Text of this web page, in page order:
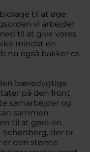
til at øge
vi arbejder
til at give vores
mindst en
nu også bakker os
den bæredygtige
på den front
samarbejder og
sammen
til at gøre en
Schønberg, der er
er den største